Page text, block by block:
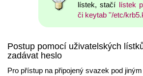
lístek, stačí lístek
či keytab ''/etc/
Postup pomocí uživatelských
zadávat heslo
Pro přístup na připojený svazek pod